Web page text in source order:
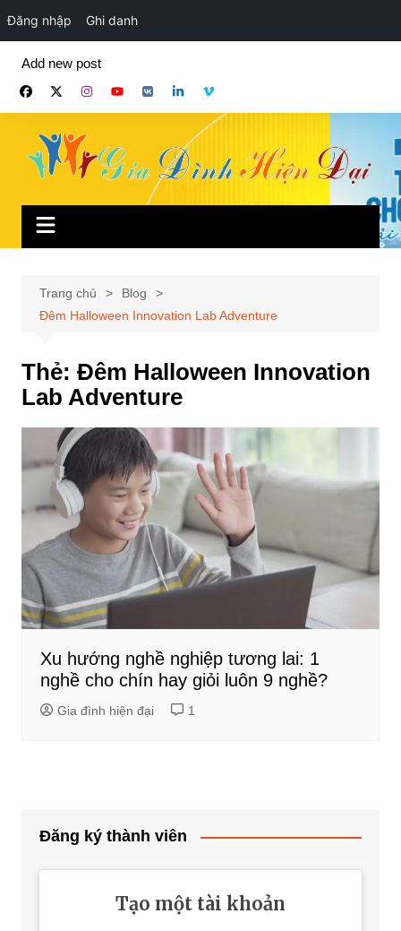
Đăng nhập Ghi danh
phần
Add new post
Trang chủ
Blog
Đêm Halloween Innovation Lab Adventure
Thẻ: Đêm Halloween Innovation
Lab Adventure
Xu hướng nghề nghiệp tương lai: 1
nghề cho chín hay giỏi luôn 9 nghề?
Gia đình hiện đại 1
Đăng ký thành viên
Tạo một tài khoản